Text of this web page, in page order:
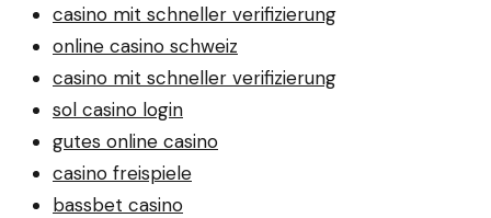
casino mit schneller verifizierung
online casino schweiz
casino mit schneller verifizierung
sol casino login
gutes online casino
casino freispiele
bassbet casino